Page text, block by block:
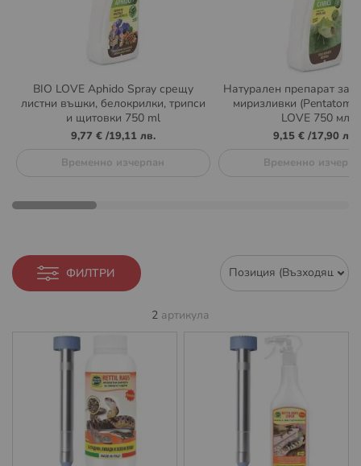
BIO LOVE Aphido Spray срещу
листни въшки, белокрилки, трипси
и щитовки 750 ml
9,77 €/19,11 лв.
Временно изчерпан
Натурален препарат за
миризливки
LOVE 750 мл
9,15 €/17,90 лв.
Временно
ФИЛТРИ
2 артикула